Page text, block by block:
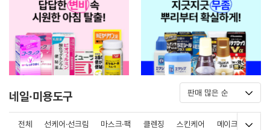
네일·미용도구
전체 선케어·선크림 마스크·팩 클렌징 스킨케어 메이크업